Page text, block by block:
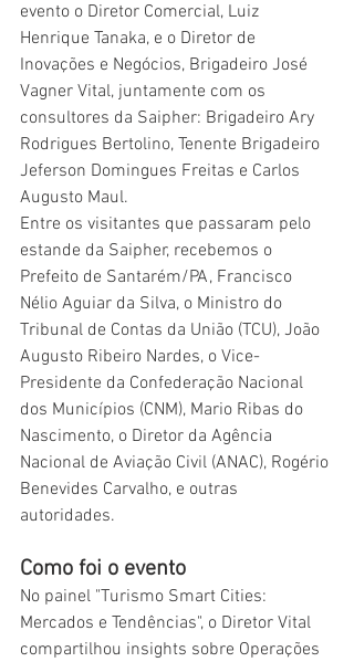
evento o Diretor Comercial, Luiz
Henrique Tanaka, e o Diretor de
Inovações e Negócios, Brigadeiro José
Vagner Vital, juntamente com os
consultores da Saipher: Brigadeiro Ary
Rodrigues Bertolino, Tenente Brigadeiro
Jeferson Domingues Freitas e Carlos
Augusto Maul.
Entre os visitantes que passaram pelo
estande da Saipher, recebemos o
Prefeito de Santarém/PA, Francisco
Nélio Aguiar da Silva, o Ministro do
Tribunal de Contas da União (TCU), João
Augusto Ribeiro Nardes, o Vice-
Presidente da Confederação Nacional
dos Municípios (CNM), Mario Ribas do
Nascimento, o Diretor da Agência
Nacional de Aviação Civil (ANAC), Rogério
Benevides Carvalho, e outras
autoridades.
Como foi o evento
No painel "Turismo Smart Cities:
Mercados e Tendências", o Diretor Vital
compartilhou insights sobre Operações